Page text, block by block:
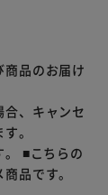
品のお届け
、キャンセ
。
■こちらの
品です。